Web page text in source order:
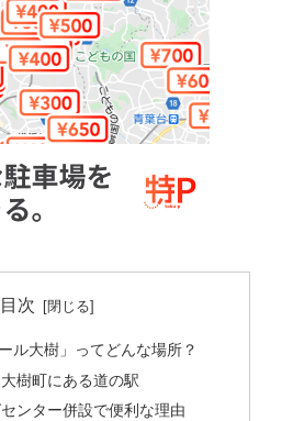
目次
ル大樹」ってどんな場所？
樹町にある道の駅
ンター併設で便利な理由